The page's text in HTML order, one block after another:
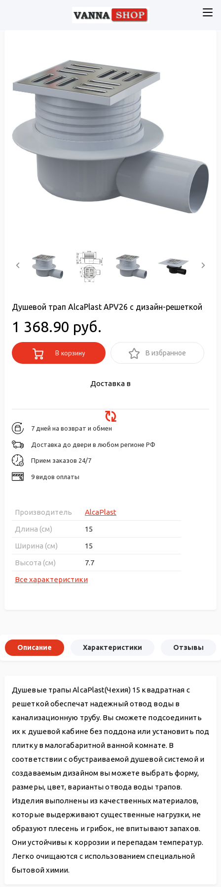
Душевой трап AlcaPlast APV26 с дизайн-решеткой
1 368.90 руб.
В корзину В избранное
Доставка в
7 дней на возврат и обмен
Доставка до двери в любом регионе РФ
Прием заказов 24/7
9 видов оплаты
Производитель
AlcaPlast
Длина (см)
15
Ширина (см)
15
Высота (см)
7.7
Все характеристики
Описание Характеристики Отзывы
Душевые трапы AlcaPlast(Чехия) 15 квадратная с
решеткой обеспечат надежный отвод воды в
канализационную трубу. Вы сможете подсоединить
их к душевой кабине без поддона или установить под
плитку в малогабаритной ванной комнате. В
соответствии с обустраиваемой душевой системой и
создаваемым дизайном вы можете выбрать форму,
размеры, цвет, варианты отвода воды трапов.
Изделия выполнены из качественных материалов,
которые выдерживают существенные нагрузки, не
образуют плесень и грибок, не впитывают запахов.
Они устойчивы к коррозии и перепадам температур.
Легко очищаются с использованием специальной
бытовой химии.